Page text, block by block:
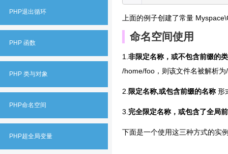
PHP退出循环
PHP 函数
PHP 类与对象
PHP命名空间
PHP超全局变量
上面的例子创建了常量
命名空间使用
1. 非限定名称，或不包含前缀的
/home/foo，则该文件名被解析
2. 限定名称,或包含前缀的名称 形
3. 完全限定名称，或包含了全局
下面是一个使用这三种方式的实